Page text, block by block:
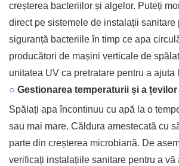
creșterea bacteriilor și algelor. Puteți
direct pe sistemele de instalații sanitare
siguranță bacteriile în timp ce apa
producători de mașini verticale de
unitatea UV ca pretratare pentru a ajuta
○ Gestionarea temperaturii și a țevilor
Spălați apa încontinuu cu apă la o
sau mai mare. Căldura amestecată cu
parte din creșterea microbiană. De
verificați instalațiile sanitare pentru a vă